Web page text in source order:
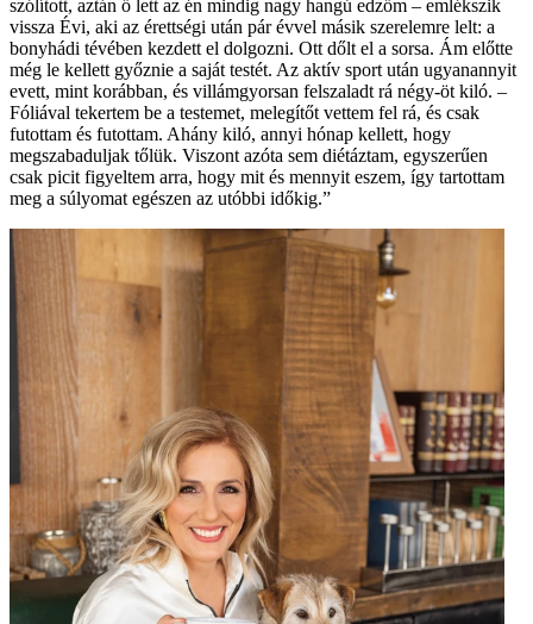
szólított, aztán ő lett az én mindig nagy hangú edzőm – emlékszik
vissza Évi, aki az érettségi után pár évvel másik szerelemre lelt: a
bonyhádi tévében kezdett el dolgozni. Ott dőlt el a sorsa. Ám előtte
még le kellett győznie a saját testét. Az aktív sport után ugyanannyit
evett, mint korábban, és villámgyorsan felszaladt rá négy-öt kiló. –
Fóliával tekertem be a testemet, melegítőt vettem fel rá, és csak
futottam és futottam. Ahány kiló, annyi hónap kellett, hogy
megszabaduljak tőlük. Viszont azóta sem diétáztam, egyszerűen
csak picit figyeltem arra, hogy mit és mennyit eszem, így tartottam
meg a súlyomat egészen az utóbbi időkig.”